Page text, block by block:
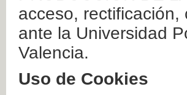
acceso,
ante la Universidad
Valencia.
Uso de Cookies